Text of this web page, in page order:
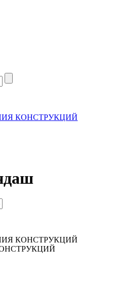
КОНСТРУКЦИЙ
КОНСТРУКЦИЙ